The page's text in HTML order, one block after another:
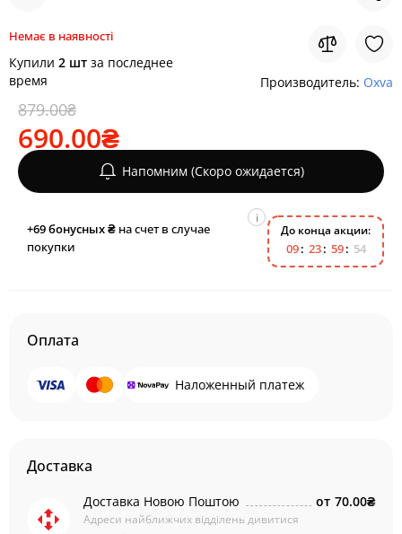
Немає в наявності
Купили 2 шт за последнее
время
Производитель: Oxva
879.00₴
690.00₴
Напомним (Скоро ожидается)
+69бонусных ₴ на счет в случае
покупки
i
До конца акции:
09 23 59 54
Оплата
Наложенный платеж
Доставка
Доставка Новою Поштою
Адреси найближчих відділень дивитися
от 70.00₴